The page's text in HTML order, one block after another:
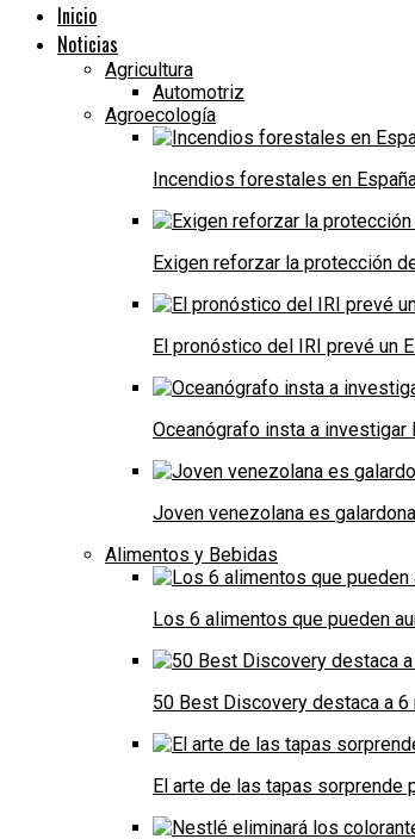
Inicio
Noticias
Agricultura
Automotriz
Agroecología
Incendios forestales en
Exigen reforzar la protección
El pronóstico del IRI prevé un
Oceanógrafo insta a
Joven venezolana es
Alimentos y Bebidas
Los 6 alimentos que pueden
50 Best Discovery destaca a
El arte de las tapas sorprende